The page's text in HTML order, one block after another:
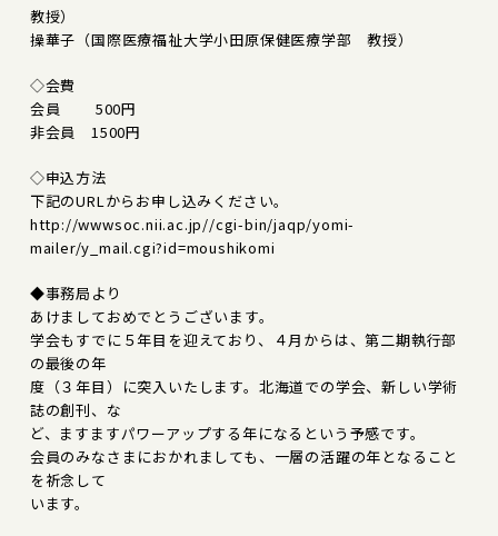
教授）
操華子（国際医療福祉大学小田原保健医療学部 教授）
◇会費
会員 500円
非会員 1500円
◇申込方法
下記のURLからお申し込みください。
http://wwwsoc.nii.ac.jp//cgi-bin/jaqp/yomi-
mailer/y_mail.cgi?id=moushikomi
◆事務局より
あけましておめでとうございます。
学会もすでに５年目を迎えており、４月からは、第二期執行部
の最後の年
度（３年目）に突入いたします。北海道での学会、新しい学術
誌の創刊、な
ど、ますますパワーアップする年になるという予感です。
会員のみなさまにおかれましても、一層の活躍の年となること
を祈念して
います。